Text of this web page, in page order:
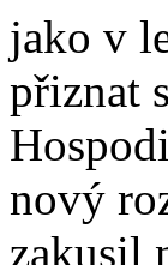
jako v
přiznat
nový
zakusil